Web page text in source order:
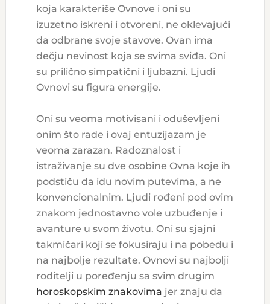
koja karakteriše Ovnove i oni su
izuzetno iskreni i otvoreni, ne oklevajući
da odbrane svoje stavove. Ovan ima
dečju nevinost koja se svima sviđa. Oni
su prilično simpatični i ljubazni. Ljudi
Ovnovi su figura energije.
Oni su veoma motivisani i oduševljeni
onim što rade i ovaj entuzijazam je
veoma zarazan. Radoznalost i
istraživanje su dve osobine Ovna koje ih
podstiču da idu novim putevima, a ne
konvencionalnim. Ljudi rođeni pod ovim
znakom jednostavno vole uzbuđenje i
avanture u svom životu. Oni su sjajni
takmičari koji se fokusiraju i na pobedu i
na najbolje rezultate. Ovnovi su najbolji
roditelji u poređenju sa svim drugim
horoskopskim znakovima jer znaju da